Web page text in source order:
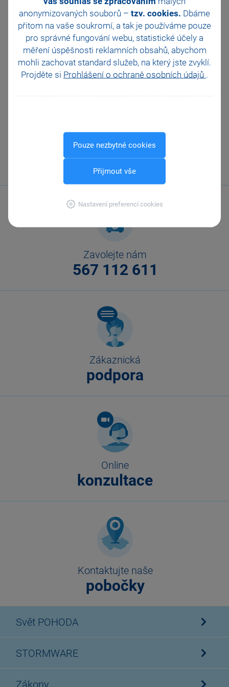
anonymizovaných souborů – tzv. cookies. Dbáme
přitom na vaše soukromí, a tak je používáme pouze
pro správné fungování webu, statistické účely a
měření úspěšnosti reklamních obsahů, abychom
mohli zachovat standard služeb, na který jste zvyklí.
Projděte si Prohlášení o ochraně osobních údajů .
Pouze nezbytné cookies
Přijmout vše
Nastavení preferencí cookies
JMHZ v Pohodě a Pamice
Obecný internetový obchod
Pomohla Vám tato
odpověď?
Ano
Ne Nevím
Tisknout
Podobné otázky
Podklady k dani z přidané
hodnoty?
Zavolejte nám
567 112 611
Zákaznická
podpora
Online
konzultace
Kontaktujte naše
pobočky
Svět POHODA
STORMWARE
Zákony